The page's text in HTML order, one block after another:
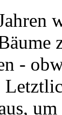
-
um